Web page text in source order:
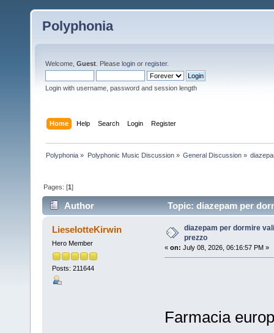
Polyphonia
Welcome, Guest . Please login or register.
Login with username, password and session length
Home Help Search Login Register
Polyphonia » Polyphonic Music Discussion» General Discussion»
Pages: [1]
Author Topic: diazepam per
LieselotteKirwin
Hero Member
Posts: 211644
diazepam per dormire
prezzo
« on: July 08, 2026, 06:16:57 PM »
Farmacia